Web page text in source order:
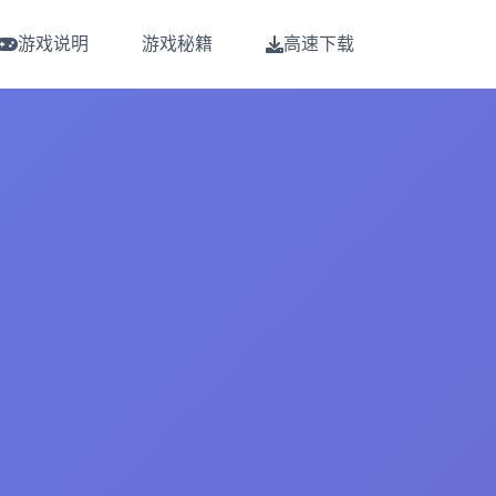
游戏说明 游戏秘籍 高速下载